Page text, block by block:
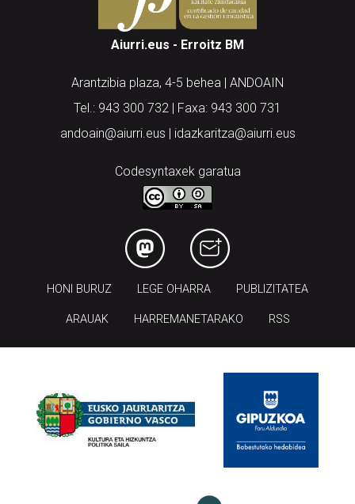
Aiurri.eus - Erroitz BM
Arantzibia plaza, 4-5 behea | ANDOAIN
Tel.: 943 300 732 | Faxa: 943 300 731
andoain@aiurri.eus | idazkaritza@aiurri.eus
Codesyntaxek garatua
HONI BURUZ LEGE OHARRA PUBLIZITATEA
ARAUAK HARREMANETARAKO RSS